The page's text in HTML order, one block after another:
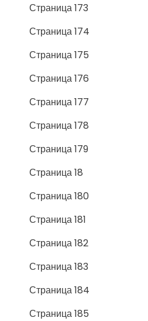
Страница 173
Страница 174
Страница 175
Страница 176
Страница 177
Страница 178
Страница 179
Страница 18
Страница 180
Страница 181
Страница 182
Страница 183
Страница 184
Страница 185